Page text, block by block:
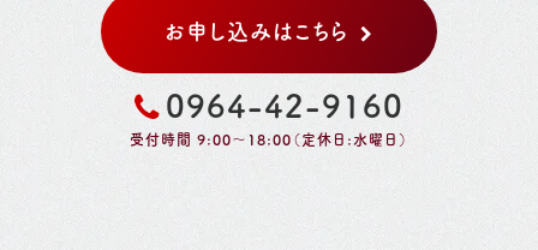
お申し込みはこちら
0964-42-9160
受付時間 9:00～18:00（定休日:水曜日）